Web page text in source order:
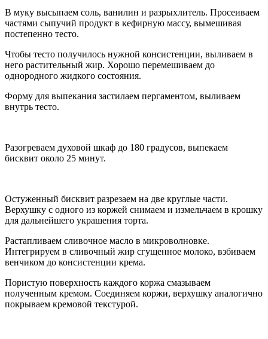
В муку высыпаем соль, ванилин и разрыхлитель. Просеиваем
частями сыпучий продукт в кефирную массу, вымешивая
постепенно тесто.
Чтобы тесто получилось нужной консистенции, выливаем в
него растительный жир. Хорошо перемешиваем до
однородного жидкого состояния.
Форму для выпекания застилаем пергаментом, выливаем
внутрь тесто.
Разогреваем духовой шкаф до 180 градусов, выпекаем
бисквит около 25 минут.
Остуженный бисквит разрезаем на две круглые части.
Верхушку с одного из коржей снимаем и измельчаем в крошку
для дальнейшего украшения торта.
Растапливаем сливочное масло в микроволновке.
Интегрируем в сливочный жир сгущенное молоко, взбиваем
венчиком до консистенции крема.
Пористую поверхность каждого коржа смазываем
полученным кремом. Соединяем коржи, верхушку аналогично
покрываем кремовой текстурой.